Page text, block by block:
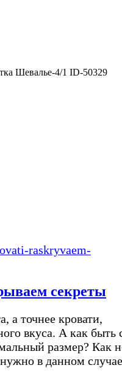
Шевалье-4/1 ID-50329
секреты
а точнее кровати,
вкуса. А как быть
размер? Как
в данном случае